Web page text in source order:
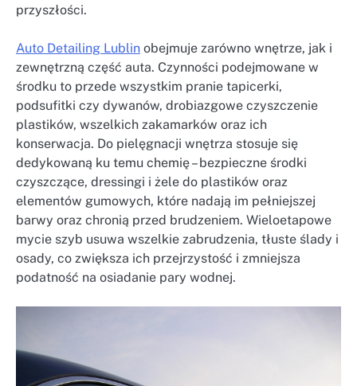
przyszłości.
Auto Detailing Lublin obejmuje zarówno wnętrze, jak i
zewnętrzną część auta. Czynności podejmowane w
środku to przede wszystkim pranie tapicerki,
podsufitki czy dywanów, drobiazgowe czyszczenie
plastików, wszelkich zakamarków oraz ich
konserwacja. Do pielęgnacji wnętrza stosuje się
dedykowaną ku temu chemię – bezpieczne środki
czyszczące, dressingi i żele do plastików oraz
elementów gumowych, które nadają im pełniejszej
barwy oraz chronią przed brudzeniem. Wieloetapowe
mycie szyb usuwa wszelkie zabrudzenia, tłuste ślady i
osady, co zwiększa ich przejrzystość i zmniejsza
podatność na osiadanie pary wodnej.